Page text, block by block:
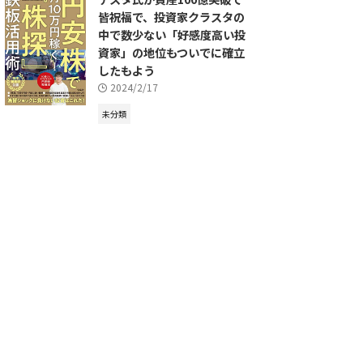
皆祝福で、投資家クラスタの
中で数少ない「好感度高い投
資家」の地位もついでに確立
したもよう
2024/2/17
未分類